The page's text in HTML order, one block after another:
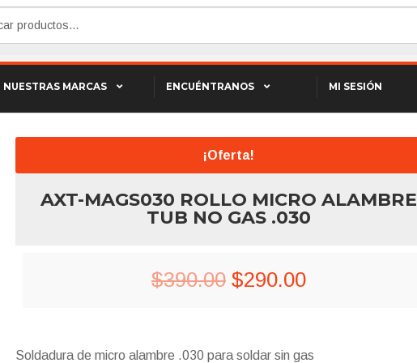
NUESTRAS MARCAS ENCUÉNTRANOS MI SESIÓN
¡Oferta!
AXT-MAGS030 ROLLO MICRO ALAMBRE
TUB NO GAS .030
$390.00 Original
was:
$290.00Current
Soldadura de micro alambre .030 para soldar sin gas